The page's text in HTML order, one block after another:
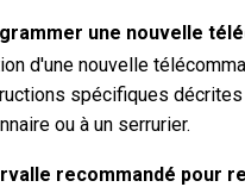
une nouvelle
d'une nouvelle
spécifiques
ou à un serrurier.
recommandé pour